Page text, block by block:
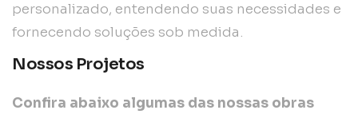
personalizado, entendendo suas necessidades e
fornecendo soluções sob medida.
Nossos Projetos
Confira abaixo algumas das nossas obras